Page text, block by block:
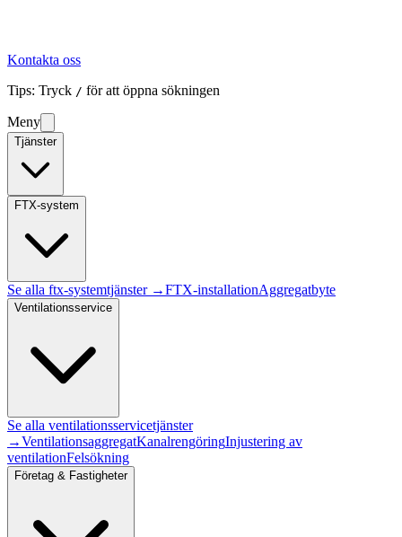
Kontakta oss
Tips: Tryck / för att öppna sökningen
Meny
Tjänster
FTX-system
Se alla ftx-systemtjänster →FTX-installationAggregatbyte
Ventilationsservice
Se alla ventilationsservicetjänster
→VentilationsaggregatKanalrengöringInjustering av
ventilationFelsökning
Företag & Fastigheter